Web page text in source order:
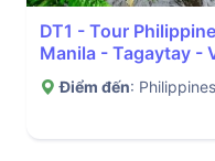
DT1 - Tour
Manila - Tagaytay -
Điểm đến: Philippines